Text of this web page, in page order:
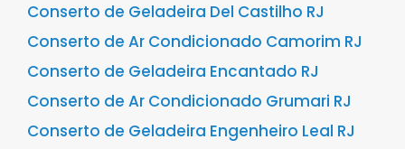
Conserto de Geladeira Del Castilho RJ
Conserto de Ar Condicionado Camorim RJ
Conserto de Geladeira Encantado RJ
Conserto de Ar Condicionado Grumari RJ
Conserto de Geladeira Engenheiro Leal RJ